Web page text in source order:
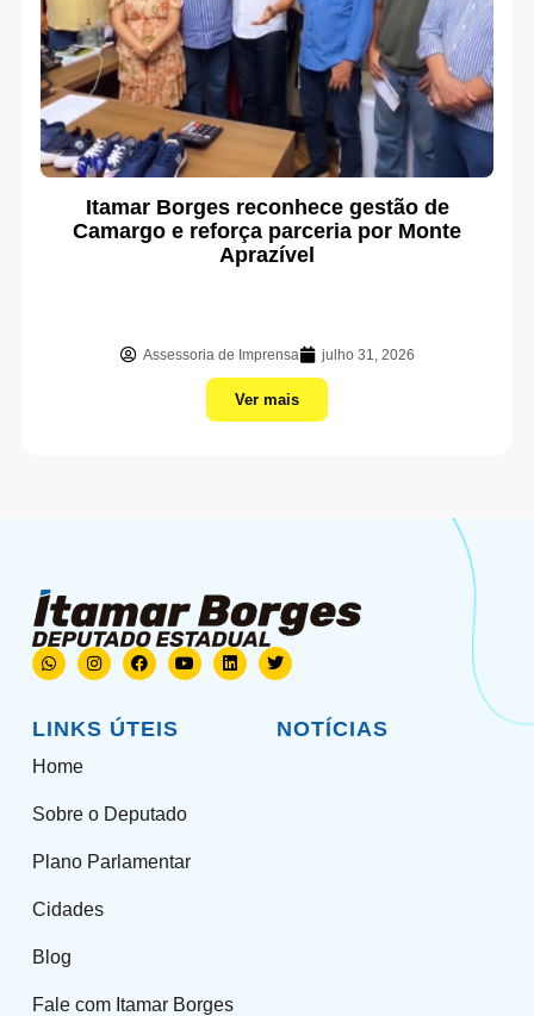
Itamar Borges reconhece gestão de
Camargo e reforça parceria por Monte
Aprazível
Assessoria de Imprensa julho 31, 2026
Ver mais
LINKS ÚTEIS
Home
Sobre o Deputado
Plano Parlamentar
Cidades
Blog
Fale com Itamar Borges
NOTÍCIAS